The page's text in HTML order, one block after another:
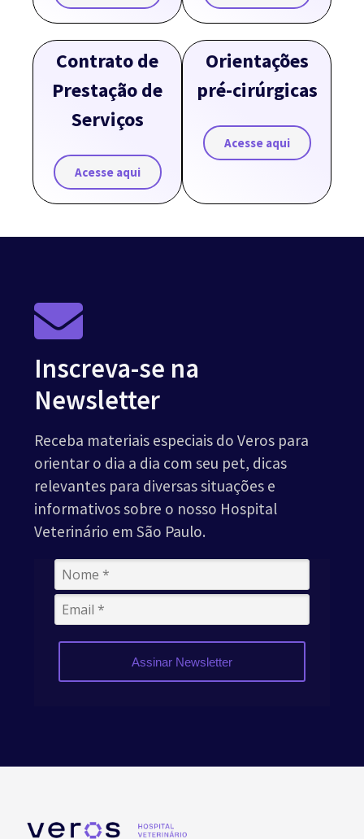
Contrato de
Prestação de
Serviços
Acesse aqui
Orientações
pré-cirúrgicas
Acesse aqui
Inscreva-se na
Newsletter
Receba materiais especiais do Veros para
orientar o dia a dia com seu pet, dicas
relevantes para diversas situações e
informativos sobre o nosso Hospital
Veterinário em São Paulo.
Assinar Newsletter